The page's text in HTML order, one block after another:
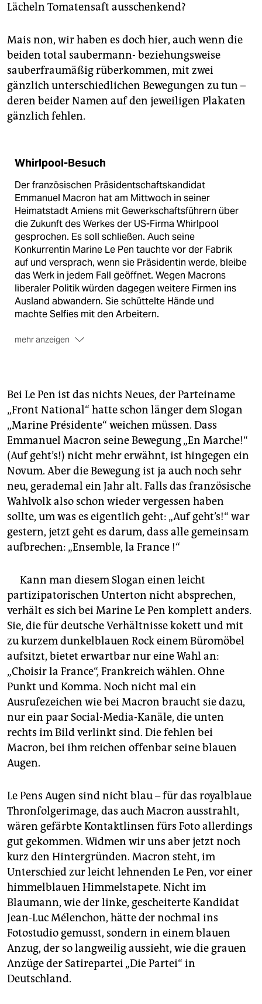
Lächeln Tomatensaft ausschenkend?
Mais non, wir haben es doch hier, auch wenn die
beiden total saubermann- beziehungsweise
sauberfraumäßig rüberkommen, mit zwei
gänzlich unterschiedlichen Bewegungen zu tun –
deren beider Namen auf den jeweiligen Plakaten
gänzlich fehlen.
Whirlpool-Besuch
Der französischen Präsidentschaftskandidat
Emmanuel Macron hat am Mittwoch in seiner
Heimatstadt Amiens mit Gewerkschaftsführern über
die Zukunft des Werkes der US-Firma Whirlpool
gesprochen. Es soll schließen. Auch seine
Konkurrentin Marine Le Pen tauchte vor der Fabrik
auf und versprach, wenn sie Präsidentin werde, bleibe
das Werk in jedem Fall geöffnet. Wegen Macrons
liberaler Politik würden dagegen weitere Firmen ins
Ausland abwandern. Sie schüttelte Hände und
machte Selfies mit den Arbeitern.
mehr anzeigen
sagte Macron, er könne als Präsident
Stellenstreichungen nicht verbieten. „Ich werde Sie
nicht anlügen“, sagte er.
Die nordfranzösische Region Hauts-de-France, zu der
Amiens gehört, zählt zu Le Pens Hochburgen. Die
Arbeitslosigkeit ist überdurchschnittlich hoch,
traditionelle Industriezweige wie der Bergbau wurden
in der Vergangenheit dichtgemacht. (afp/ap)
Bei Le Pen ist das nichts Neues, der Parteiname
„Front National“ hatte schon länger dem Slogan
„Marine Présidente“ weichen müssen. Dass
Emmanuel Macron seine Bewegung „En Marche!“
(Auf geht’s!) nicht mehr erwähnt, ist hingegen ein
Novum. Aber die Bewegung ist ja auch noch sehr
neu, gerademal ein Jahr alt. Falls das französische
Wahlvolk also schon wieder vergessen haben
sollte, um was es eigentlich geht: „Auf geht’s!“ war
gestern, jetzt geht es darum, dass alle gemeinsam
aufbrechen: „Ensemble, la France !“
Kann man diesem Slogan einen leicht
partizipatorischen Unterton nicht absprechen,
verhält es sich bei Marine Le Pen komplett anders.
Sie, die für deutsche Verhältnisse kokett und mit
zu kurzem dunkelblauen Rock einem Büromöbel
aufsitzt, bietet erwartbar nur eine Wahl an:
„Choisir la France“, Frankreich wählen. Ohne
Punkt und Komma. Noch nicht mal ein
Ausrufezeichen wie bei Macron braucht sie dazu,
nur ein paar Social-Media-Kanäle, die unten
rechts im Bild verlinkt sind. Die fehlen bei
Macron, bei ihm reichen offenbar seine blauen
Augen.
Le Pens Augen sind nicht blau – für das royalblaue
Thronfolgerimage, das auch Macron ausstrahlt,
wären gefärbte Kontaktlinsen fürs Foto allerdings
gut gekommen. Widmen wir uns aber jetzt noch
kurz den Hintergründen. Macron steht, im
Unterschied zur leicht lehnenden Le Pen, vor einer
himmelblauen Himmelstapete. Nicht im
Blaumann, wie der linke, gescheiterte Kandidat
Jean-Luc Mélenchon, hätte der nochmal ins
Fotostudio gemusst, sondern in einem blauen
Anzug, der so langweilig aussieht, wie die grauen
Anzüge der Satirepartei „Die Partei“ in
Deutschland.